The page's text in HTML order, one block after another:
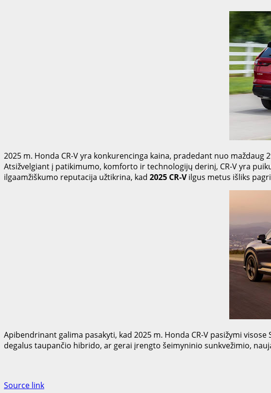
2025 m. Honda CR-V yra konkurencinga kaina, pradedant nuo maždaug
Atsižvelgiant į patikimumo, komforto ir technologijų derinį, CR-V yra
ilgaamžiškumo reputacija užtikrina, kad 2025 CR-Vilgus metus išliks
Apibendrinant galima pasakyti, kad 2025 m. Honda CR-V pasižymi
degalus taupančio hibrido, ar gerai įrengto šeimyninio sunkvežimio,
Source link